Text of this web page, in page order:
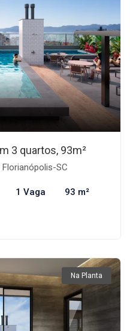
3 quartos, 93m²
SC
1 Vaga 93 m²
Na Planta